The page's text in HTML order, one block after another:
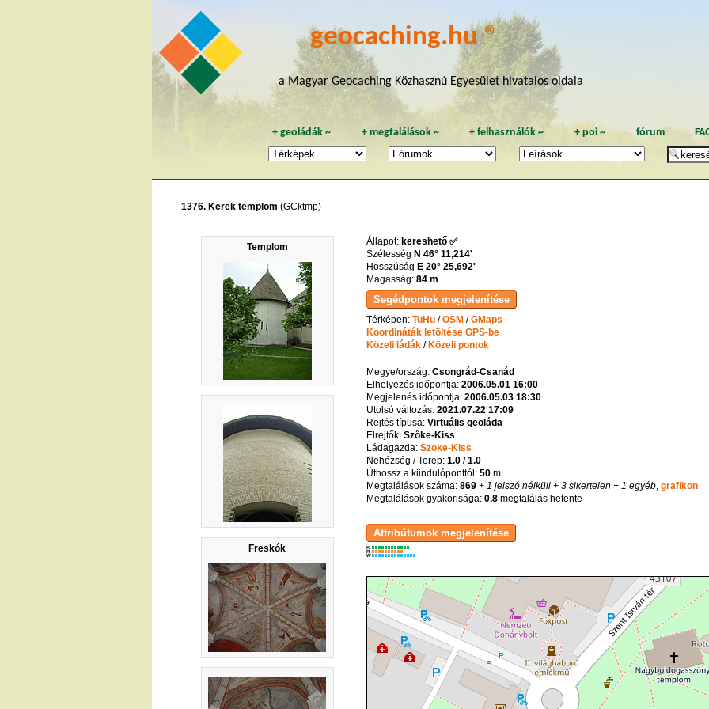
geocaching.hu ®
a Magyar Geocaching Közhasznú Egyesület hivatalos oldala
+geoládák ~ + megtalálások~ +felhasználók ~ + poi~ fórum
1376. Kerek templom (GCktmp)
Templom
Freskók
Állapot: kereshető ✅
Szélesség N 46° 11,214'
Hosszúság E 20° 25,692'
Magasság: 84 m
Térképen: TuHu/OSM /GMaps
Koordináták letöltése GPS-be
Közeli ládák/ Közeli pontok
Megye/ország: Csongrád-Csanád
Elhelyezés időpontja: 2006.05.01 16:00
Megjelenés időpontja: 2006.05.03 18:30
Utolsó változás: 2021.07.22 17:09
Rejtés típusa: Virtuális geoláda
Elrejtők: Szőke-Kiss
Ládagazda: Szoke-Kiss
Nehézség / Terep: 1.0 / 1.0
Úthossz a kiindulóponttól: 50m
Megtalálások száma: 869+ 1 jelszó nélküli+ 3 sikertelen + 1 egyéb, grafikon
Megtalálások gyakorisága: 0.8megtalálás hetente
K
R
W